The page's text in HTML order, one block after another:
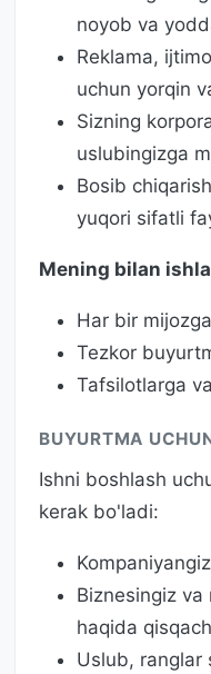
noyob va
Reklama,
uchun yorqin
Sizning
uslubingizga
Bosib
yuqori sifatli
Mening bilan
Har bir
Tezkor
Tafsilotlarga
BUYURTMA
Ishni boshlash
kerak bo'ladi:
Biznesingiz
haqida
Uslub, ranglar